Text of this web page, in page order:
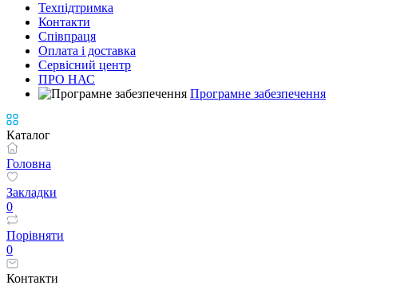
Техпідтримка
Контакти
Співпраця
Оплата і доставка
Сервісний центр
ПРО НАС
Програмне забезпечення
Каталог
Головна
Закладки
0
Порівняти
0
Контакти